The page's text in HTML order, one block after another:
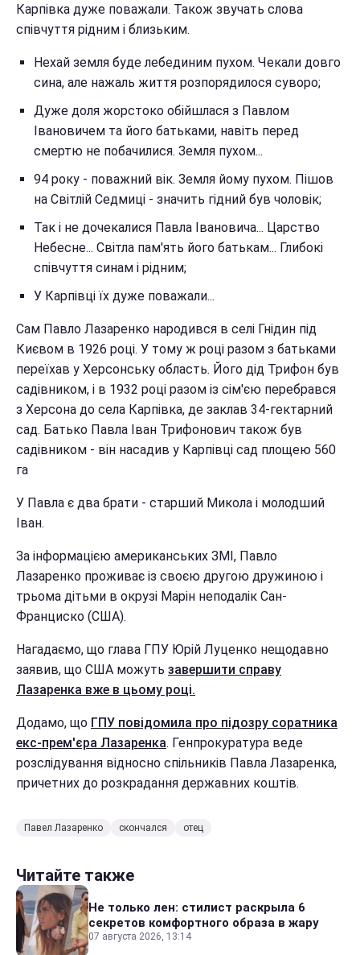
Карпівка дуже поважали. Також звучать слова
співчуття рідним і близьким.
Нехай земля буде лебединим пухом. Чекали довго
сина, але нажаль життя розпорядилося суворо;
Дуже доля жорстоко обійшлася з Павлом
Івановичем та його батьками, навіть перед
смертю не побачилися. Земля пухом...
94 року - поважний вік. Земля йому пухом. Пішов
на Світлій Седмиці - значить гідний був чоловік;
Так і не дочекалися Павла Івановича... Царство
Небесне... Світла пам'ять його батькам... Глибокі
співчуття синам і рідним;
У Карпівці їх дуже поважали...
Сам Павло Лазаренко народився в селі Гнідин під
Києвом в 1926 році. У тому ж році разом з батьками
переїхав у Херсонську область. Його дід Трифон був
садівником, і в 1932 році разом із сім'єю перебрався
з Херсона до села Карпівка, де заклав 34-гектарний
сад. Батько Павла Іван Трифонович також був
садівником - він насадив у Карпівці сад площею 560
га
У Павла є два брати - старший Микола і молодший
Іван.
За інформацією американських ЗМІ, Павло
Лазаренко проживає із своєю другою дружиною і
трьома дітьми в окрузі Марін неподалік Сан-
Франциско (США).
Нагадаємо, що глава ГПУ Юрій Луценко нещодавно
заявив, що США можуть завершити справу
Лазаренка вже в цьому році.
Додамо, що ГПУ повідомила про підозру соратника
екс-прем'єра Лазаренка. Генпрокуратура веде
розслідування відносно спільників Павла Лазаренка,
причетних до розкрадання державних коштів.
Павел Лазаренко скончался отец
Читайте также
Не только лен: стилист раскрыла 6
секретов комфортного образа в жару
07 августа 2026, 13:14